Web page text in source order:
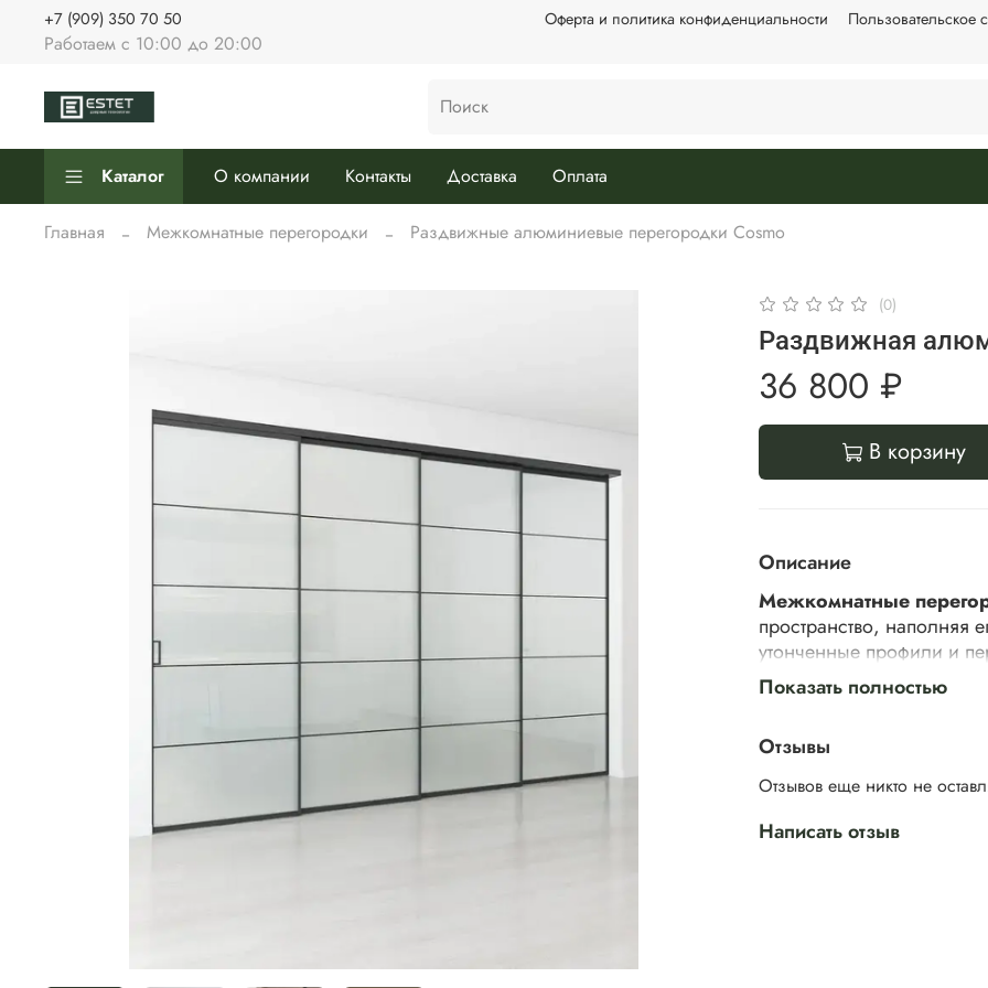
Оферта и политика конфиденциальности Пользовательское
Работаем с 10:00 до 20:00
+7 (909) 350 70 50
Каталог О компании Контакты Доставка Оплата
Главная Межкомнатные перегородки Раздвижные алюминиевые перегородки Cosmo
(0)
Раздвижная
36 800 ₽
В корзину
Описание
Межкомнатные
пространство, наполняя
утонченные профили и
Алюминиевый профиль
авиастроения. В этой
конструкции, что нашло
защищает от коррозии,
Показать полностью
Отзывы
Отзывов еще никто не
Написать отзыв